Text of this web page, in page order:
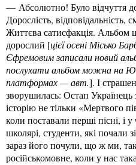
— Абсолютно! Було відчуття
Дорослість,
Життєва сатисфакція. Альбом
дорослий [цієї осені Місько
Єфремовим записали новий
послухати альбом можна на
платформах — авт.]. І
зворушилась: Остап Українець
історію не тільки «Мертвого
коли поставали перші пісні, і
школярі, студенти, які почали
зараз його почули, що ж ми,
російськомовне, коли у нас